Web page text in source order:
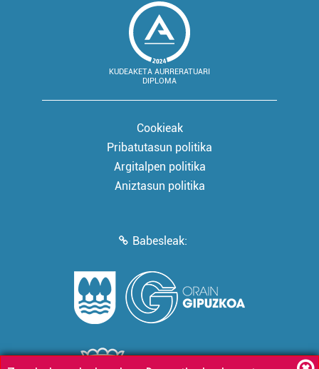
KUDEAKETA AURRERATUARI
DIPLOMA
Cookieak
Pribatutasun politika
Argitalpen politika
Aniztasun politika
Babesleak: